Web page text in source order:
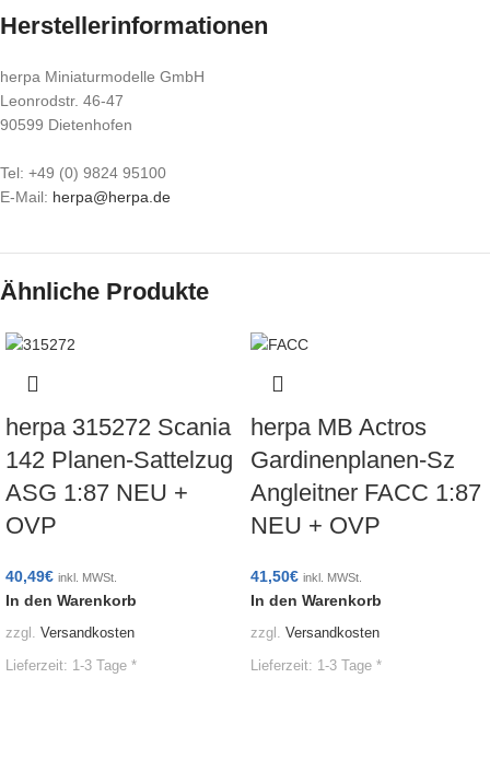
Herstellerinformationen
herpa Miniaturmodelle GmbH
Leonrodstr. 46-47
90599 Dietenhofen
Tel: +49 (0) 9824 95100
E-Mail: herpa@herpa.de
Ähnliche Produkte
herpa 315272 Scania
142 Planen-Sattelzug
ASG 1:87 NEU +
OVP
40,49€ inkl. MWSt.
In den Warenkorb
zzgl. Versandkosten
Lieferzeit: 1-3 Tage *
herpa MB Actros
Gardinenplanen-Sz
Angleitner FACC 1:87
NEU + OVP
41,50€ inkl. MWSt.
In den Warenkorb
zzgl. Versandkosten
Lieferzeit: 1-3 Tage *